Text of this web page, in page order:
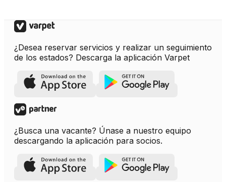
¿Desea reservar servicios y realizar un seguimiento
de los estados? Descarga la aplicación Varpet
¿Busca una vacante? Únase a nuestro equipo
descargando la aplicación para socios.